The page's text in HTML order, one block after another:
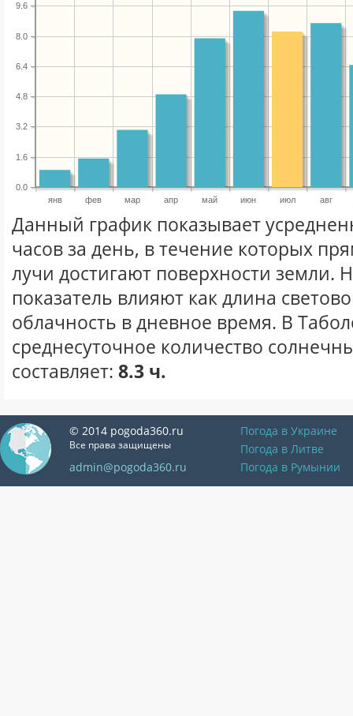
янв фев мар апр май июн июл авг
0.0
1.6
3.2
4.8
6.4
8.0
9.6
Данный график показывает
часов за день, в течение которых
лучи достигают поверхности земли.
показатель влияют как длина
облачность в дневное время. В
среднесуточное количество
составляет: 8.3 ч.
© 2014 pogoda360.ru
Все права защищены
admin@pogoda360.ru
Погода в Украине
Погода в Литве
Погода в Румынии